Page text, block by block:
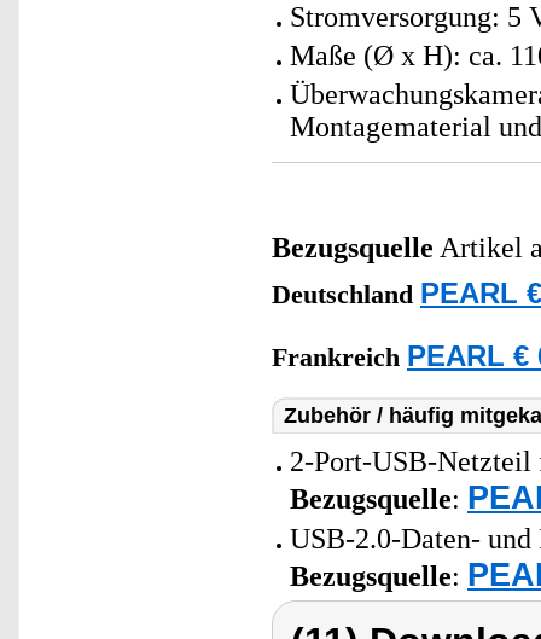
Stromversorgung: 5
Maße (Ø x H): ca.
Montagematerial
Bezugsquelle Artikel
Deutschland PEARL
Frankreich PEARL €
Zubehör / häufig
2-Port-USB-Netzteil
Bezugsquelle:
USB-2.0-Daten-
Bezugsquelle: